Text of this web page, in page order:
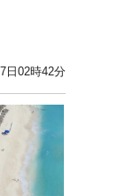
日02時42分